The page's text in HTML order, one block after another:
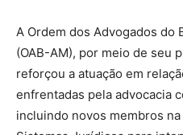
A Ordem dos Advogados do
(OAB-AM), por meio de seu
reforçou a atuação em
enfrentadas pela advocacia
incluindo novos membros